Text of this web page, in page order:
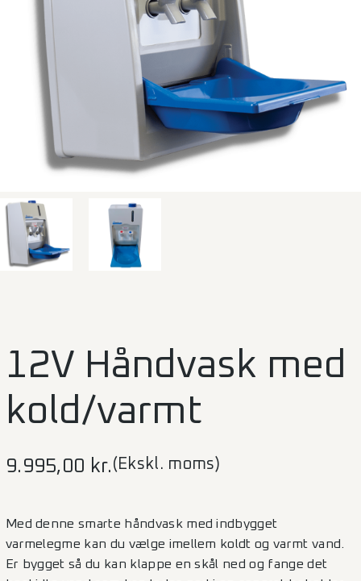
12V Håndvask med
kold/varmt
9.995,00 kr. (Ekskl. moms)
Med denne smarte håndvask med indbygget
varmelegme kan du vælge imellem koldt og varmt vand.
Er bygget så du kan klappe en skål ned og fange det